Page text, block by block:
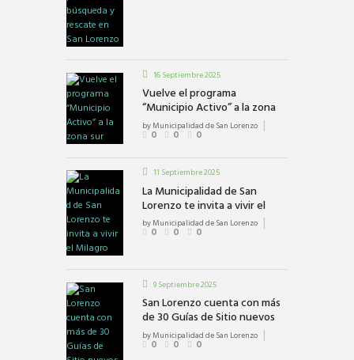
16 Septiembre 2025
Vuelve el programa
“Municipio Activo” a la zona
sur
byMunicipalidad de San Lorenzo
0 0 0
11 Septiembre 2025
La Municipalidad de San
Lorenzo te invita a vivir el
Milagro
byMunicipalidad de San Lorenzo
0 0 0
9 Septiembre 2025
San Lorenzo cuenta con más
de 30 Guías de Sitio nuevos
byMunicipalidad de San Lorenzo
0 0 0